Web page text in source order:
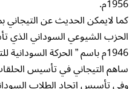
كما لايمكن الحديث عن التيجاني
الحزب الشيوعي السوداني
1946م باسم ” الحركة السودانية
ساهم التيجاني في تأسيس